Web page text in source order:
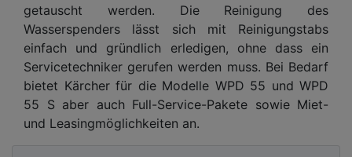
getauscht werden. Die Reinigung des
Wasserspenders lässt sich mit Reinigungstabs
einfach und gründlich erledigen, ohne dass ein
Servicetechniker gerufen werden muss. Bei Bedarf
bietet Kärcher für die Modelle WPD 55 und WPD
55 S aber auch Full-Service-Pakete sowie Miet-
und Leasingmöglichkeiten an.